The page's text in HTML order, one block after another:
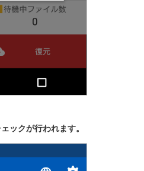
ックが行われます。